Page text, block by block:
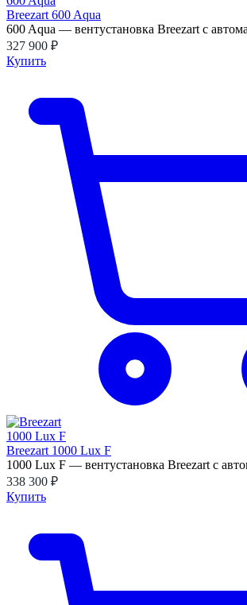
Breezart 600 Aqua
600 Aqua — вентустановка Breezart с
327 900 ₽
Купить
Breezart 1000 Lux F
1000 Lux F — вентустановка Breezart с
338 300 ₽
Купить